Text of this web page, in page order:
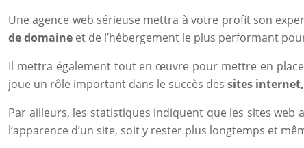
Une agence web sérieuse mettra à votre profit son
de domaine et de l’hébergement le plus performant
Il mettra également tout en œuvre pour mettre en
joue un rôle important dans le succès des sites internet,
Par ailleurs, les statistiques indiquent que les sites
l’apparence d’un site, soit y rester plus longtemps et